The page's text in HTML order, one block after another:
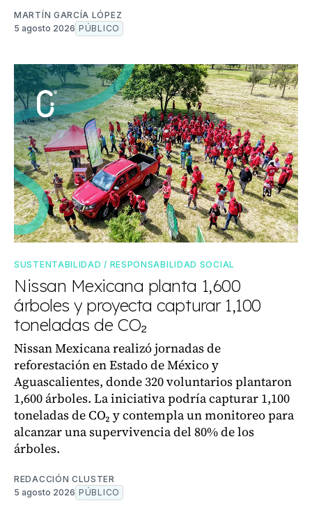
MARTÍN GARCÍA LÓPEZ
5 agosto 2026 PÚBLICO
SUSTENTABILIDAD / RESPONSABILIDAD SOCIAL
Nissan Mexicana planta 1,600
árboles y proyecta capturar 1,100
toneladas de CO₂
Nissan Mexicana realizó jornadas de
reforestación en Estado de México y
Aguascalientes, donde 320 voluntarios plantaron
1,600 árboles. La iniciativa podría capturar 1,100
toneladas de CO₂ y contempla un monitoreo para
alcanzar una supervivencia del 80% de los
árboles.
REDACCIÓN CLUSTER
5 agosto 2026 PÚBLICO